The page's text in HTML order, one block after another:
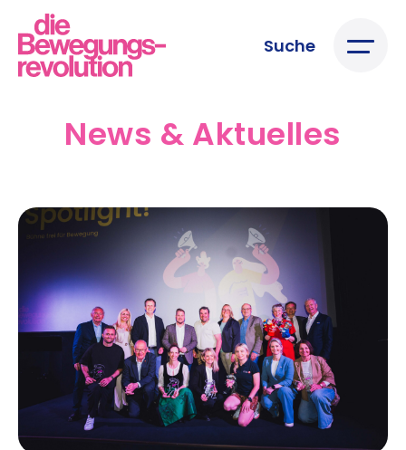
Suche
News & Aktuelles